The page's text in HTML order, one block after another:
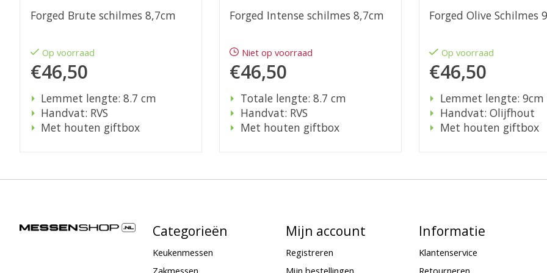
Forged Brute schilmes 8,7cm
Op voorraad
€46,50
Lemmet lengte: 8.7 cm
Handvat: RVS
Met houten giftbox
Forged Intense schilmes 8,7cm
Niet op voorraad
€46,50
Totale lengte: 8.7 cm
Handvat: RVS
Met houten giftbox
Forged Olive Schilmes
Op voorraad
€46,50
Lemmet lengte: 9cm
Handvat: Olijfhout
Met houten giftbox
Categorieën
Keukenmessen
Zakmessen
Mijn account
Registreren
Mijn bestellingen
Informatie
Klantenservice
Retourneren